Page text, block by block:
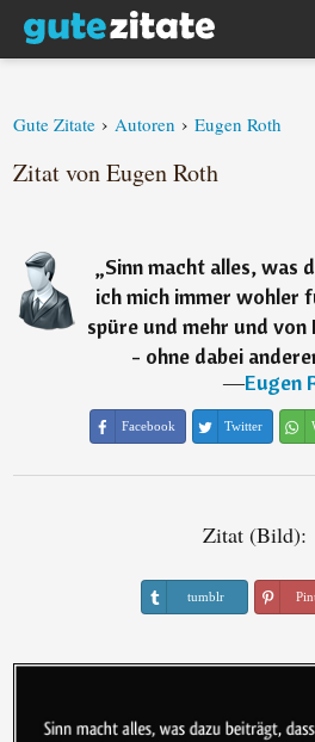
Gute Zitate › Autoren › Eugen Roth
Zitat von Eugen Roth
„Sinn macht alles, was
ich mich immer wohler
spüre und mehr und von
- ohne dabei
―Eugen
Facebook Twitter
Zitat (Bild):
tumblr